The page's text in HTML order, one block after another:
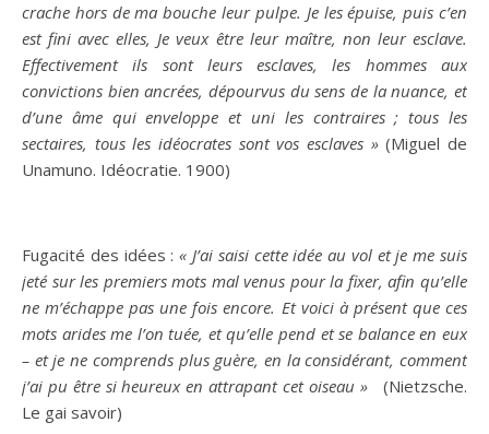
crache hors de ma bouche leur pulpe. Je les épuise, puis c’en
est fini avec elles, Je veux êtreleur maître, non leur esclave.
Effectivement ils sont leurs esclaves, les hommes aux
convictions bien ancrées, dépourvus du sens de la nuance, et
d’une âmequi enveloppe et uni les contraires ; tous les
sectaires, tous les idéocrates sont vos esclaves »(Miguel de
Unamuno. Idéocratie. 1900)
Fugacité des idées :« J’ai saisi cetteidée au vol et je me suis
jeté sur les premiers mots malvenus pour la fixer, afin qu’elle
ne m’échappe pas une fois encore. Et voici à présent que ces
mots arides me l’on tuée, et qu’elle pend et se balance en eux
– et je ne comprends plus guère, en la considérant, comment
j’ai pu êtresi heureux en attrapant cet oiseau »(Nietzsche.
Le gai savoir)